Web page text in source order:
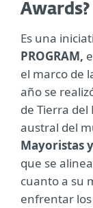
Awards?
Es una
PROGRAM,
el marco de
año se
de Tierra
austral del
Mayoristas
que se
cuanto a su
enfrentar